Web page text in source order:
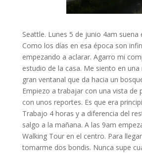
Seattle. Lunes 5 de junio 4am suena
Como los días en esa época son
empezando a aclarar. Agarro mi
estudio de la casa. Me siento en
gran ventanal que da hacia un
Empiezo a trabajar con una vista de
con unos reportes. Es que era
Trabajo 4 horas y a diferencia del
salgo a la mañana. A las 9am
Walking Tour en el centro. Para
tomarme dos bondis. Nunca supe